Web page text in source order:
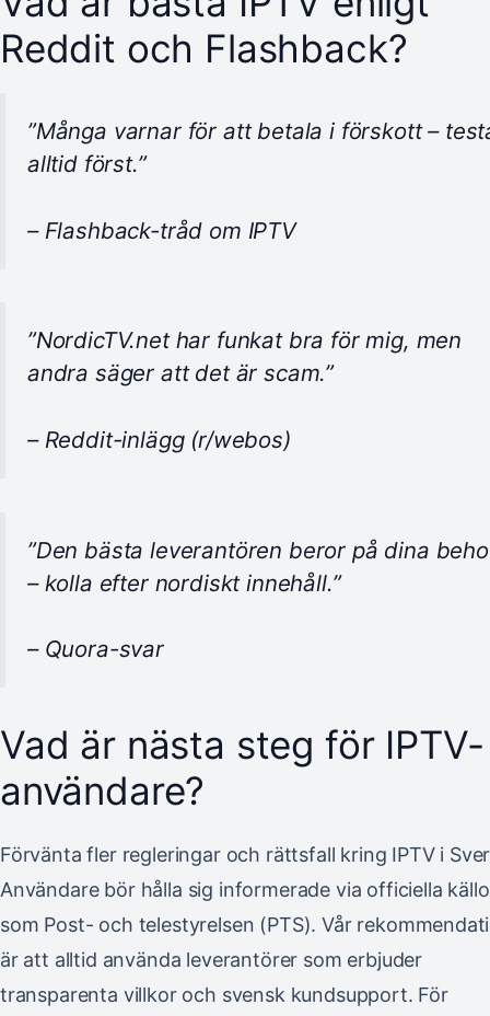
Reddit och Flashback?
”Många varnar för att betala i förskott –
alltid först.”
– Flashback-tråd om IPTV
”NordicTV.net har funkat bra för mig, men
andra säger att det är scam.”
– Reddit-inlägg (r/webos)
”Den bästa leverantören beror på dina
– kolla efter nordiskt innehåll.”
– Quora-svar
Vad är nästa steg för IPTV-
användare?
Förvänta fler regleringar och rättsfall kring IPTV i
Användare bör hålla sig informerade via officiella
som Post- och telestyrelsen (PTS). Vår
är att alltid använda leverantörer som erbjuder
transparenta villkor och svensk kundsupport. För